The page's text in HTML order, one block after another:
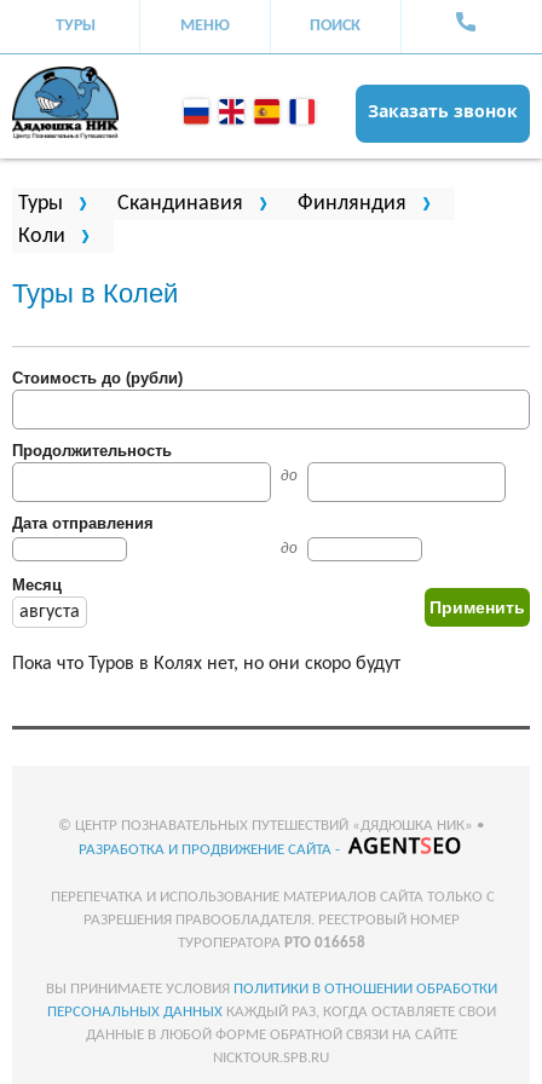
ТУРЫ МЕНЮ ПОИСК
Заказать звонок
Вы здесь
Туры Скандинавия
Финляндия
Коли
Туры в Колей
Стоимость до (рубли)
Продолжительность
до
Дата отправления
до
Месяц
августа
Пока что Туров в Колях нет, но они скоро будут
© ЦЕНТР ПОЗНАВАТЕЛЬНЫХ ПУТЕШЕСТВИЙ «ДЯДЮШКА НИК» •
РАЗРАБОТКА И ПРОДВИЖЕНИЕ САЙТА -
ПЕРЕПЕЧАТКА И ИСПОЛЬЗОВАНИЕ МАТЕРИАЛОВ САЙТА ТОЛЬКО С
РАЗРЕШЕНИЯ ПРАВООБЛАДАТЕЛЯ. РЕЕСТРОВЫЙ НОМЕР
ТУРОПЕРАТОРА РТО 016658
ВЫ ПРИНИМАЕТЕ УСЛОВИЯ ПОЛИТИКИ В ОТНОШЕНИИ ОБРАБОТКИ
ПЕРСОНАЛЬНЫХ ДАННЫХКАЖДЫЙ РАЗ, КОГДА ОСТАВЛЯЕТЕ СВОИ
ДАННЫЕ В ЛЮБОЙ ФОРМЕ ОБРАТНОЙ СВЯЗИ НА САЙТЕ
NICKTOUR.SPB.RU